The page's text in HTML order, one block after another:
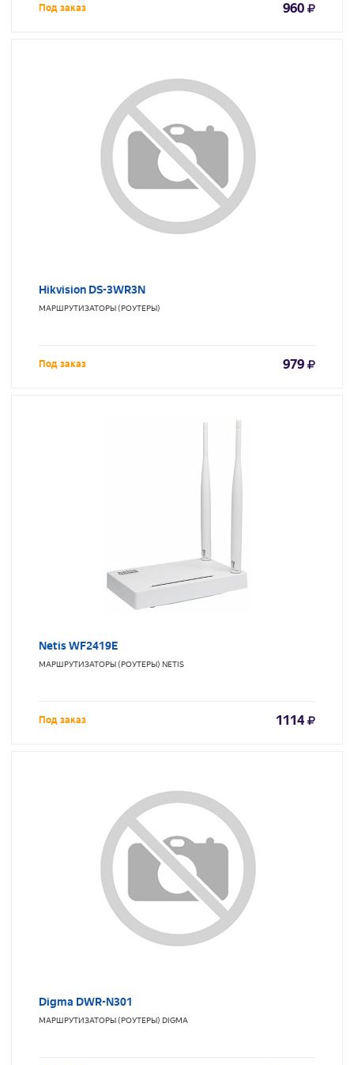
Под заказ 960
Hikvision DS-3WR3N
МАРШРУТИЗАТОРЫ (РОУТЕРЫ)
Под заказ 979
Netis WF2419E
МАРШРУТИЗАТОРЫ (РОУТЕРЫ) NETIS
Под заказ 1114
Digma DWR-N301
МАРШРУТИЗАТОРЫ (РОУТЕРЫ) DIGMA